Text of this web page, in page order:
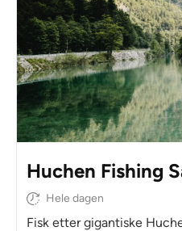
Huchen Fishing
Hele dagen
Fisk etter gigantiske